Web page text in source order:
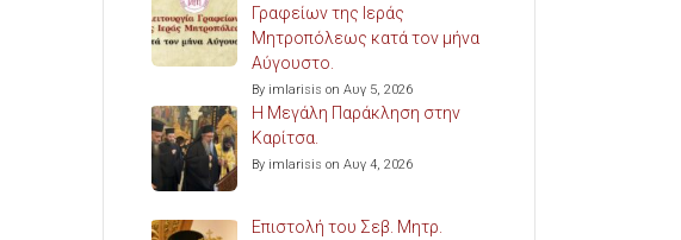
Γραφείων της Ιεράς
Μητροπόλεως κατά τον μήνα
Αύγουστο.
By imlarisis on Αυγ 5, 2026
Η Μεγάλη Παράκληση στην
Καρίτσα.
By imlarisis on Αυγ 4, 2026
Επιστολή του Σεβ. Μητρ.